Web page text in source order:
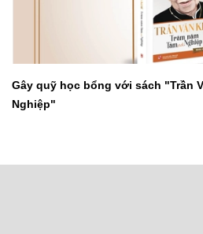
Gây quỹ học bổng với sách "Trần
Nghiệp"